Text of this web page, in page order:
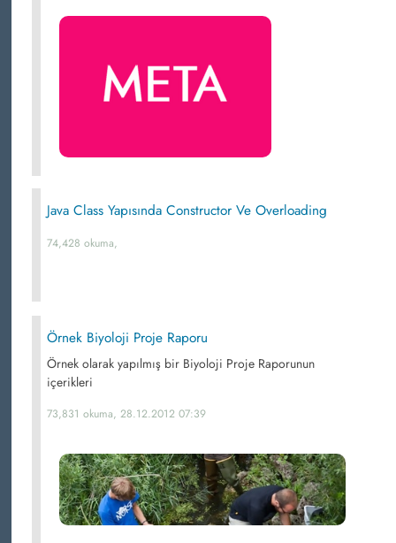
Java Class Yapısında Constructor Ve Overloading
74,428 okuma,
Örnek Biyoloji Proje Raporu
Örnek olarak yapılmış bir Biyoloji Proje Raporunun
içerikleri
73,831 okuma, 28.12.2012 07:39